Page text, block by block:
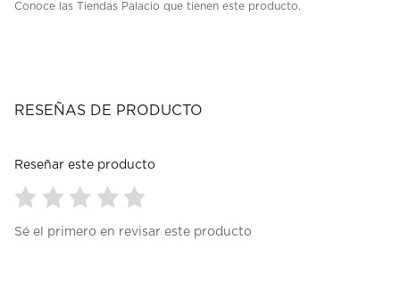
Conoce las Tiendas Palacio que tienen este producto.
RESEÑAS DE PRODUCTO
Reseñar este producto
paraparaparaparapara
Sé el primero en revisar este producto